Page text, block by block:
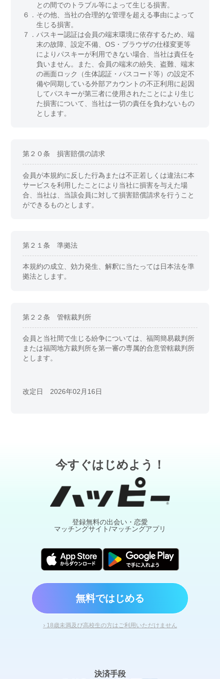
との間でのトラブル等によって生じる損害。
６． その他、当社の合理的な管理を超える事由によって
生じる損害。
７．パスキー認証は会員の端末環境に依存するため、端
末の故障、設定不備、OS・ブラウザの仕様変更等
によりパスキーが利用できない場合、当社は責任を
負いません。また、会員の端末の紛失、盗難、端末
の画面ロック（生体認証・パスコード等）の設定不
備や同期している外部アカウントの不正利用に起因
してパスキーが第三者に使用されたことにより生じ
た損害について、当社は一切の責任を負わないもの
とします。
第２０条 損害賠償の請求
会員が本規約に反した行為または不正若しくは違法に本
サービスを利用したことにより当社に損害を与えた場
合、当社は、当該会員に対して損害賠償請求を行うこと
ができるものとします。
第２１条 準拠法
本規約の成立、効力発生、解釈に当たっては日本法を準
拠法とします。
第２２条 管轄裁判所
会員と当社間で生じる紛争については、福岡簡易裁判所
または福岡地方裁判所を第一審の専属的合意管轄裁判所
とします。
改定日 2026年02月16日
今すぐはじめよう！
登録無料の出会い・恋愛
マッチングサイト/マッチングアプリ
無料ではじめる
› 18歳未満及び高校生の方はご利用いただけません
決済手段